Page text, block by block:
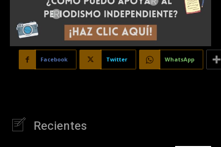
Facebook Twitter WhatsApp
Recientes